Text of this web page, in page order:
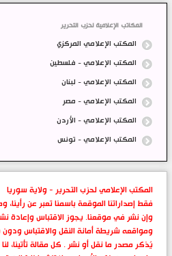
المكاتب الإعلامية لحزب التحرير
المكتب الإعلامي المركزي
المكتب الإعلامي - فلسطين
المكتب الإعلامي - لبنان
المكتب الإعلامي - مصر
المكتب الإعلامي - الأردن
المكتب الإعلامي - تونس
المكتب الإعلامي لحزب التحرير - ولاية سوريا
فقط إصداراتنا الموقعة باسمنا تعبر عن
وإن نشر في موقعنا. يجوز الاقتباس وإعادة
ومواقعه شريطة أمانة النقل والاقتباس ودون
يُذكر مصدر ما نقل أو نشر . كل مقالة تأتينا،